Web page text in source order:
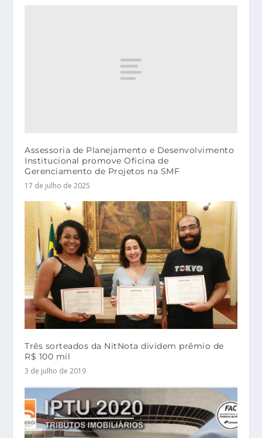
Assessoria de Planejamento e Desenvolvimento
Institucional promove Oficina de
Gerenciamento de Projetos na SMF
17 de julho de 2025
Três sorteados da NitNota dividem prêmio de
R$ 100 mil
3 de julho de 2019